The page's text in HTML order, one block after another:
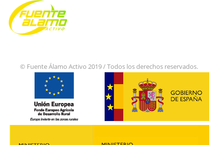
© Fuente Álamo Activo 2019 / Todos los derechos reservados.